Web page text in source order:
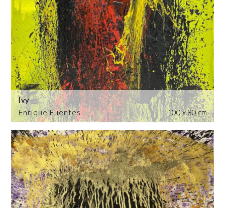
Enrique Fuentes
Ivy
100 x 80 cm